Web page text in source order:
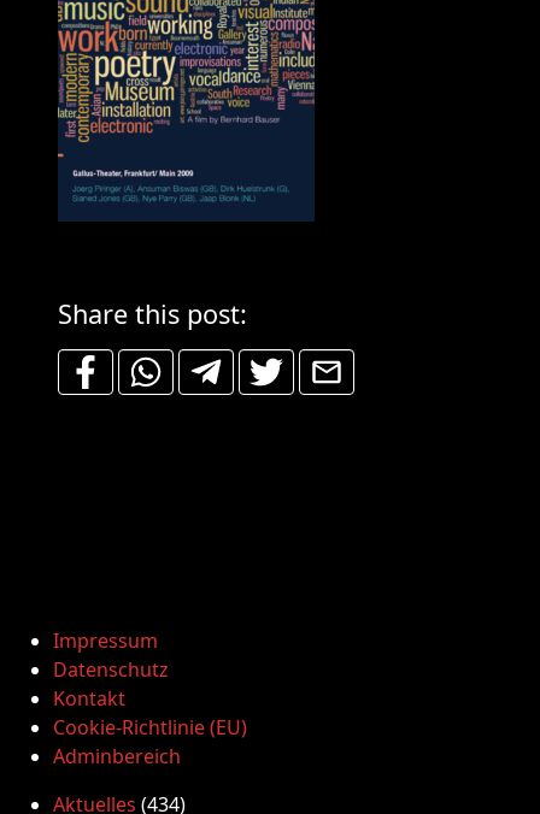
Share this post:
Impressum
Datenschutz
Kontakt
Cookie-Richtlinie (EU)
Adminbereich
Aktuelles (434)